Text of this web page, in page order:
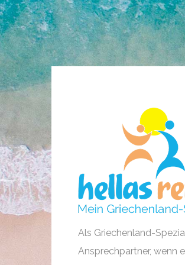
Als Griechenland-
Ansprechpartner, wenn